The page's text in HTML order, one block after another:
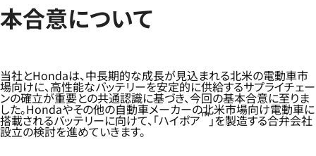
本合意について
当社とHondaは、中長期的な成長が見込まれる北米の電動車市
場向けに、高性能なバッテリーを安定的に供給するサプライチェー
ンの確立が重要との共通認識に基づき、今回の基本合意に至りま
した。Hondaやその他の自動車メーカーの北米市場向け電動車に
搭載されるバッテリーに向けて、「ハイポア™」を製造する合弁会社
設立の検討を進めていきます。